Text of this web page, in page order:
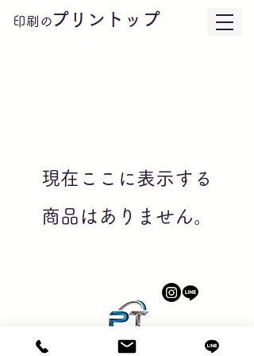
印刷のプリントップ
現在ここに表示する
商品はありません。